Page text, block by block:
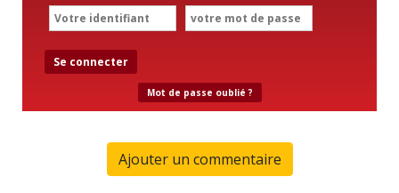
Se connecter
Mot de passe oublié ?
Ajouter un commentaire